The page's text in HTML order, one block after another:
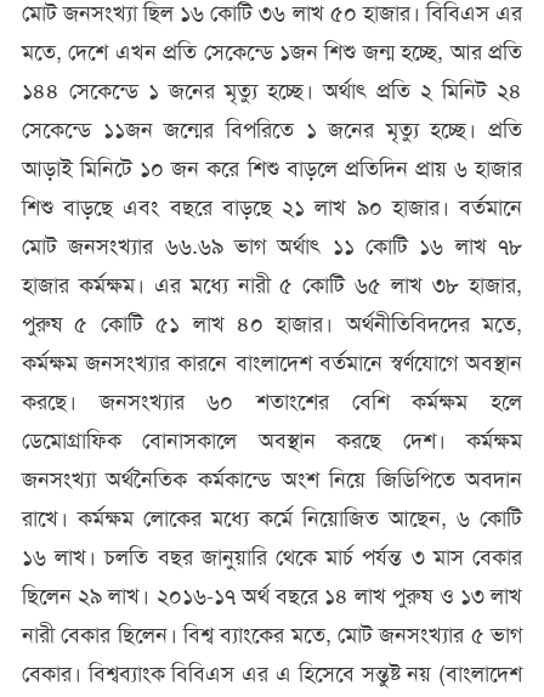
মোট জনসংখ্যা ছিল ১৬ কোটি ৩৬ লাখ ৫০ হাজার। বিবিএস এর
মতে, দেশে এখন প্রতি সেকেন্ডে ১জন শিশু জন্ম হচ্ছে, আর প্রতি
১৪৪ সেকেন্ডে ১ জনের মৃত্যু হচ্ছে। অর্থাৎ প্রতি ২ মিনিট ২৪
সেকেন্ডে ১১জন জন্মের বিপরিতে ১ জনের মৃত্যু হচ্ছে। প্রতি
আড়াই মিনিটে ১০ জন করে শিশু বাড়লে প্রতিদিন প্রায় ৬ হাজার
শিশু বাড়ছে এবং বছরে বাড়ছে ২১ লাখ ৯০ হাজার। বর্তমানে
মোট জনসংখ্যার ৬৬.৬৯ ভাগ অর্থাৎ ১১ কোটি ১৬ লাখ ৭৮
হাজার কর্মক্ষম। এর মধ্যে নারী ৫ কোটি ৬৫ লাখ ৩৮ হাজার,
পুরুষ ৫ কোটি ৫১ লাখ ৪০ হাজার। অর্থনীতিবিদদের মতে,
কর্মক্ষম জনসংখ্যার কারনে বাংলাদেশ বর্তমানে স্বর্ণযোগে অবস্থান
করছে। জনসংখ্যার ৬০ শতাংশের বেশি কর্মক্ষম হলে
ডেমোগ্রাফিক বোনাসকালে অবস্থান করছে দেশ। কর্মক্ষম
জনসংখ্যা অর্থনৈতিক কর্মকান্ডে অংশ নিয়ে জিডিপিতে অবদান
রাখে। কর্মক্ষম লোকের মধ্যে কর্মে নিয়োজিত আছেন, ৬ কোটি
১৬ লাখ। চলতি বছর জানুয়ারি থেকে মার্চ পর্যন্ত ৩ মাস বেকার
ছিলেন ২৯ লাখ। ২০১৬-১৭ অর্থ বছরে ১৪ লাখ পুরুষ ও ১৩ লাখ
নারী বেকার ছিলেন। বিশ্ব ব্যাংকের মতে, মোট জনসংখ্যার ৫ ভাগ
বেকার। বিশ্বব্যাংক বিবিএস এর এ হিসেবে সন্তুষ্ট নয় (বাংলাদেশ